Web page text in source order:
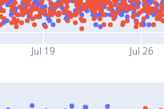
Jul 19 Jul 26